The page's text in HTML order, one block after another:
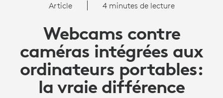
VRAIE
DIFFÉRENCE
Article 4 minutes de lecture
Webcams contre
caméras intégrées aux
ordinateurs portables:
la vraie différence